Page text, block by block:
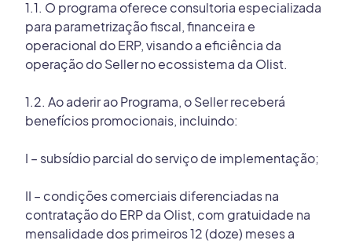
1.1. O programa oferece consultoria especializada
para parametrização fiscal, financeira e
operacional do ERP, visando a eficiência da
operação do Seller no ecossistema da Olist.
1.2. Ao aderir ao Programa, o Seller receberá
benefícios promocionais, incluindo:
I – subsídio parcial do serviço de implementação;
II – condições comerciais diferenciadas na
contratação do ERP da Olist, com gratuidade na
mensalidade dos primeiros 12 (doze) meses a